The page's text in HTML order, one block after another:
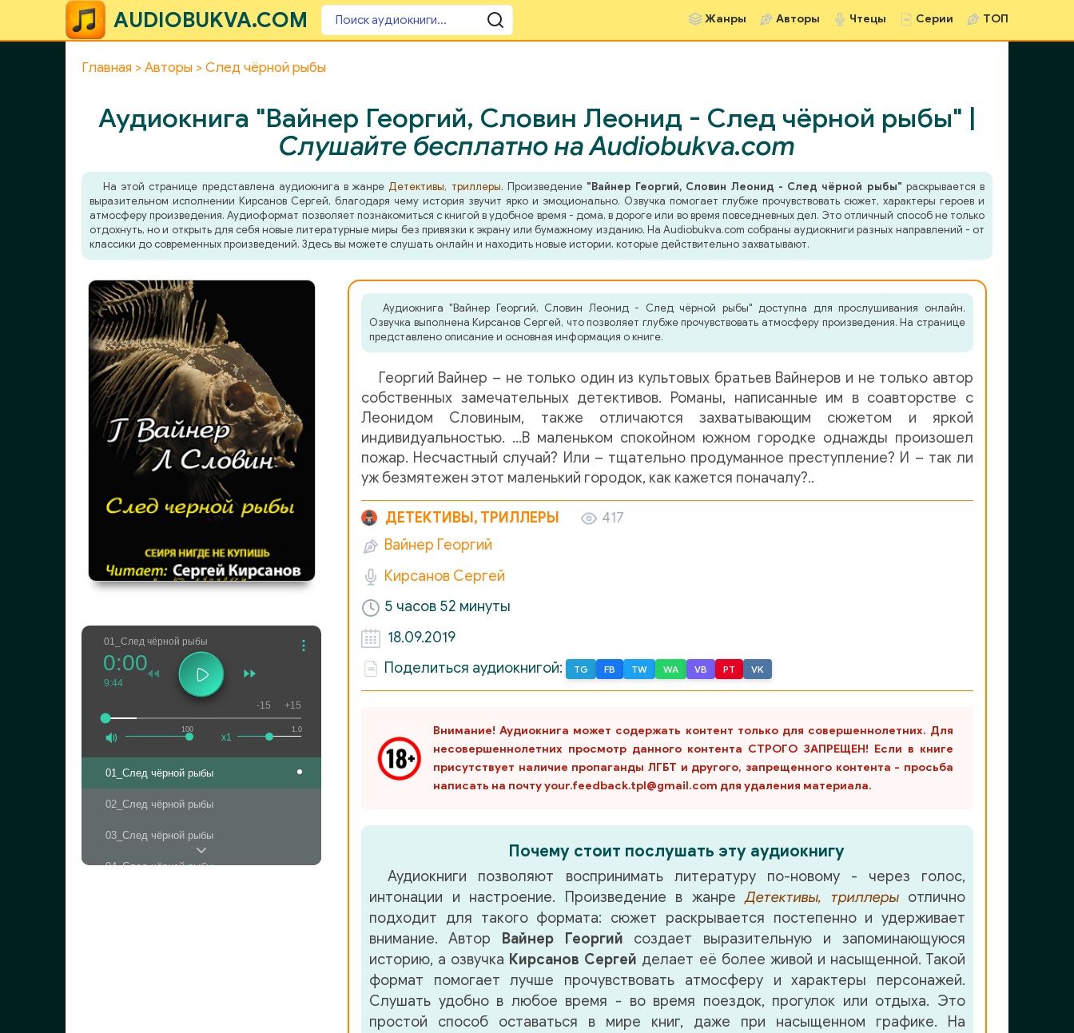
AUDIOBUKVA.COM Жанры Авторы Чтецы Серии ТОП
Главная Авторы След чёрной рыбы
Аудиокнига "Вайнер Георгий, Словин Леонид - След чёрной рыбы" |
Слушайте бесплатно на Audiobukva.com
На этой странице представлена аудиокнига в жанреДетективы, триллеры. Произведение "Вайнер Георгий, Словин Леонид - След чёрной рыбы" раскрывается в
выразительном исполнении Кирсанов Сергей, благодаря чему история звучит ярко и эмоционально. Озвучка помогает глубже прочувствовать сюжет, характеры героев и
атмосферу произведения. Аудиоформат позволяет познакомиться с книгой в удобное время - дома, в дороге или во время повседневных дел. Это отличный способ не только
отдохнуть, но и открыть для себя новые литературные миры без привязки к экрану или бумажному изданию. На Audiobukva.com собраны аудиокниги разных направлений - от
классики до современных произведений. Здесь вы можете слушать онлайн и находить новые истории, которые действительно захватывают.
01_След чёрной рыбы
100
0:00
9:44
1.0
x1
-15 +15
01_След чёрной рыбы
02_След чёрной рыбы
03_След чёрной рыбы
04_След чёрной рыбы
Аудиокнига "Вайнер Георгий, Словин Леонид - След чёрной рыбы" доступна для прослушивания онлайн.
Озвучка выполнена Кирсанов Сергей, что позволяет глубже прочувствовать атмосферу произведения. На странице
представлено описание и основная информация о книге.
Георгий Вайнер – не только один из культовых братьев Вайнеров и не только автор
собственных замечательных детективов. Романы, написанные им в соавторстве с
Леонидом Словиным, также отличаются захватывающим сюжетом и яркой
индивидуальностью. …В маленьком спокойном южном городке однажды произошел
пожар. Несчастный случай? Или – тщательно продуманное преступление? И – так ли
уж безмятежен этот маленький городок, как кажется поначалу?..
ДЕТЕКТИВЫ, ТРИЛЛЕРЫ
417
Вайнер Георгий
Кирсанов Сергей
5 часов 52 минуты
18.09.2019
Поделиться аудиокнигой:
TG FB TW WA VB PT VK
Внимание! Аудиокнига может содержать контент только для совершеннолетних. Для
несовершеннолетних просмотр данного контента СТРОГО ЗАПРЕЩЕН! Если в книге
присутствует наличие пропаганды ЛГБТ и другого, запрещенного контента - просьба
написать на почту your.feedback.tpl@gmail.com для удаления материала.
Почему стоит послушать эту аудиокнигу
Аудиокниги позволяют воспринимать литературу по-новому - через голос,
интонации и настроение. Произведение в жанреДетективы, триллерыотлично
подходит для такого формата: сюжет раскрывается постепенно и удерживает
внимание. Автор
Вайнер Георгий создает выразительную и запоминающуюся
историю, а озвучка Кирсанов Сергей делает её более живой и насыщенной. Такой
формат помогает лучше прочувствовать атмосферу и характеры персонажей.
Слушать удобно в любое время - во время поездок, прогулок или отдыха. Это
простой способ оставаться в мире книг, даже при насыщенном графике. На